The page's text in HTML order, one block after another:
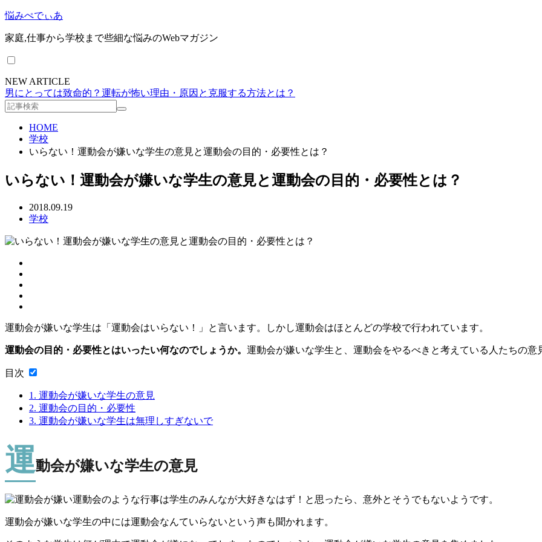
悩みぺでぃあ
家庭,仕事から学校まで些細な悩みのWebマガジン
NEW ARTICLE
男にとっては致命的？運転が怖い理由・原因と克服する方法とは？
HOME
学校
いらない！運動会が嫌いな学生の意見と運動会の目的・必要性とは？
いらない！運動会が嫌いな学生の意見と運動会の目的・必要性とは？
2018.09.19
学校
運動会が嫌いな学生は「運動会はいらない！」と言います。しかし運動会はほとんどの学校で行われています。
運動会の目的・必要性とはいったい何なのでしょうか。 運動会が嫌いな学生と、運動会をやるべきと考えている人たちの意
目次
1. 運動会が嫌いな学生の意見
2. 運動会の目的・必要性
3. 運動会が嫌いな学生は無理しすぎないで
運動会が嫌いな学生の意見
運動会のような行事は学生のみんなが大好きなはず！と思ったら、意外とそうでもないようです。
運動会が嫌いな学生の中には運動会なんていらないという声も聞かれます。